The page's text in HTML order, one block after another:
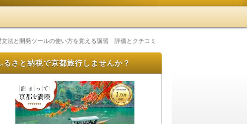
法と開発ツールの使い方を覚える講習 評価とクチコミ
るさと納税で京都旅行しませんか？